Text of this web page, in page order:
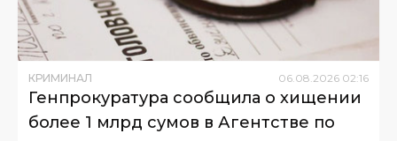
КРИМИНАЛ 06 08 2026 02:16
Генпрокуратура сообщила о хищении
более 1 млрд сумов в Агентстве по